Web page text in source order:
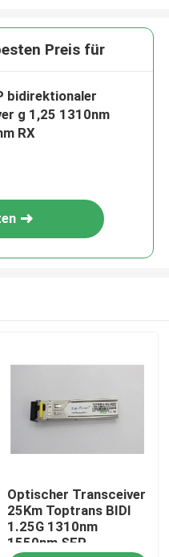
Preis für
bidirektionaler
g 1,25 1310nm
RX
Optischer Transceiver
25Km Toptrans BIDI
1.25G 1310nm
1550nm SFP